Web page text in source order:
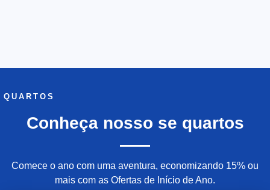
QUARTOS
Conheça nosso se quartos
Comece o ano com uma aventura, economizando 15% ou
mais com as Ofertas de Início de Ano.